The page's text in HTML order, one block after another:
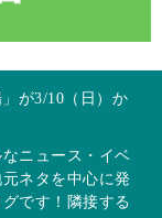
が3/10（日）か
ニュース・イベ
ネタを中心に発
です！隣接する